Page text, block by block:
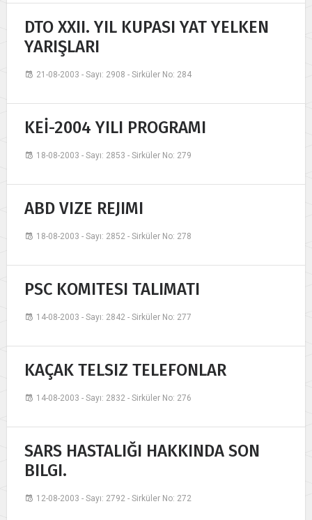
DTO XXII. YIL KUPASI YAT YELKEN
YARIŞLARI
21-08-2003 - Sayı: 2908 - Sirküler No: 284
KEİ-2004 YILI PROGRAMI
18-08-2003 - Sayı: 2853 - Sirküler No: 279
ABD VIZE REJIMI
18-08-2003 - Sayı: 2852 - Sirküler No: 278
PSC KOMITESI TALIMATI
14-08-2003 - Sayı: 2842 - Sirküler No: 277
KAÇAK TELSIZ TELEFONLAR
14-08-2003 - Sayı: 2832 - Sirküler No: 276
SARS HASTALIĞI HAKKINDA SON
BILGI.
12-08-2003 - Sayı: 2792 - Sirküler No: 272